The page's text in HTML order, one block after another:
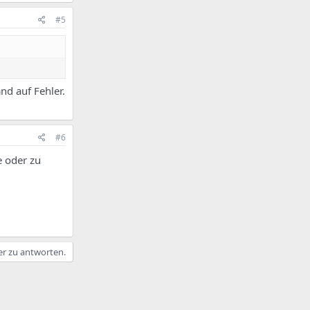
#5
auf Fehler.
#6
oder zu
zu antworten.